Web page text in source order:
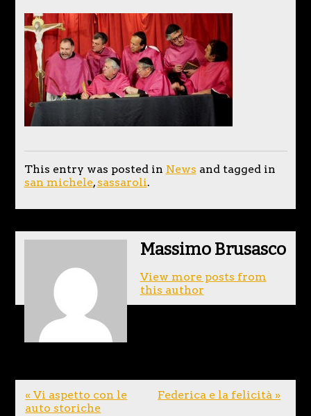
This entry was posted in News and tagged in
san michele,sassaroli.
Massimo Brusasco
View more posts from
this author
« Vi aspetto con le
auto storiche
Federica e la felicità »